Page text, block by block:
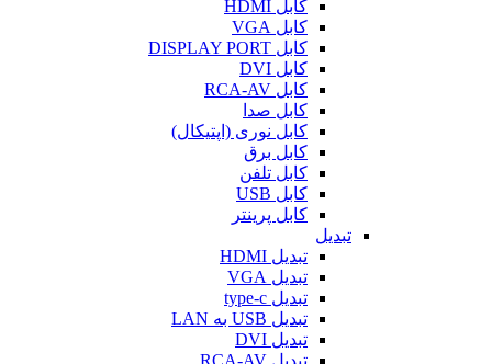
کابل HDMI
کابل VGA
کابل DISPLAY PORT
کابل DVI
کابل RCA-AV
کابل صدا
کابل نوری (اپتیکال)
کابل برق
کابل تلفن
کابل USB
کابل پرینتر
تبدیل
تبدیل HDMI
تبدیل VGA
تبدیل type-c
تبدیل USB به LAN
تبدیل DVI
تبدیل RCA-AV